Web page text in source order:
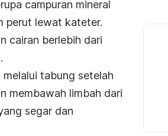
campuran mineral
perut lewat kateter.
cairan berlebih dari
tabung setelah
membawah limbah dari
segar dan